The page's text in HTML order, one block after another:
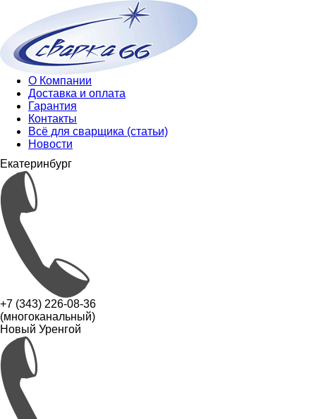
О Компании
Доставка и оплата
Гарантия
Контакты
Всё для сварщика (статьи)
Новости
Екатеринбург
+7 (343) 226-08-36
(многоканальный)
Новый Уренгой